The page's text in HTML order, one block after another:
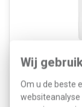
Wij
Om u de beste
websiteanalyse
Kleur: Wit
Halogeenvrij: Ja
Onbehandeld
Meer informatie »